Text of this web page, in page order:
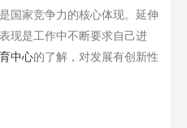
国家竞争力的核心体现。延伸
现是工作中不断要求自己进
中心的了解，对发展有创新性